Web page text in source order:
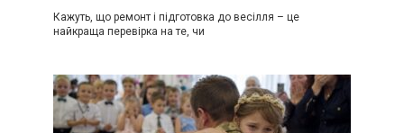
Кажуть, що ремонт і підготовка до весілля – це
найкраща перевірка на те, чи